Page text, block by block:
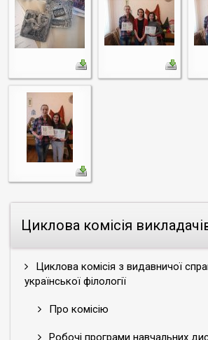
Циклова комісія
Циклова комісія з видавничої
української філології
Про комісію
Робочі програми навчальних